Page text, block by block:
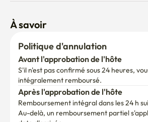
S'il n'est pas confirmé sous 24 heures,
intégralement remboursé.
Après l'approbation de l'hôte
Remboursement intégral dans les 24 h
Au-delà, un remboursement partiel
date d'arrivée.
(Les frais de service Enko ne sont pas
Ajoutez vos dates pour consulter la
pour votre période de séjour.
Charges